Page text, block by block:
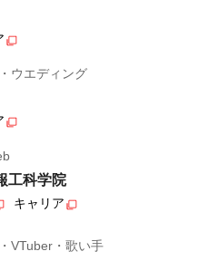
ウエディング
工科学院
キャリア
VTuber・歌い手